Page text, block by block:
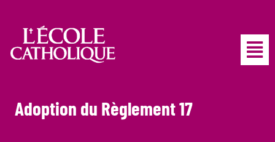
Adoption du Règlement 17